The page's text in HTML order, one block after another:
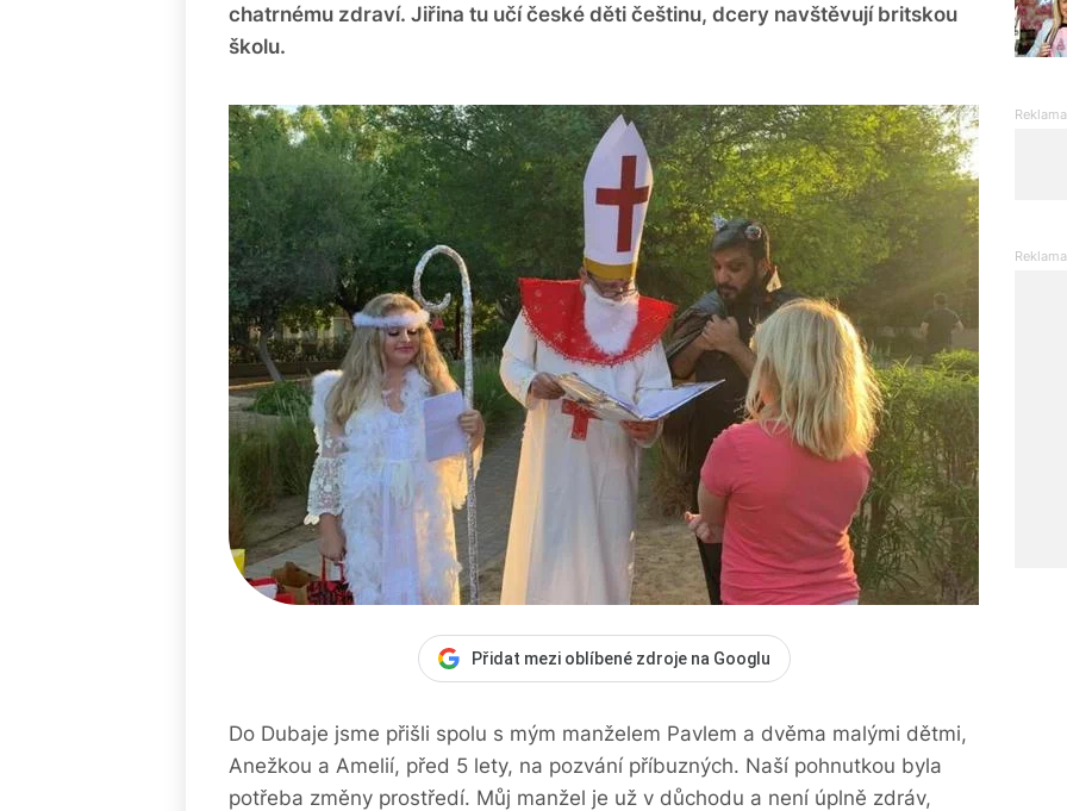
chatrnému zdraví. Jiřina tu učí české děti češtinu, dcery navštěvují britskou
školu.
Přidat mezi oblíbené zdroje na Googlu
Do Dubaje jsme přišli spolu s mým manželem Pavlem a dvěma malými dětmi,
Anežkou a Amelií, před 5 lety, na pozvání příbuzných. Naší pohnutkou byla
potřeba změny prostředí. Můj manžel je už v důchodu a není úplně zdráv,